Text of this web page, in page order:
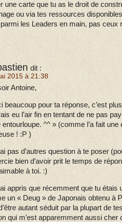
une carte que tu as le droit de
ou via tes ressources
les Leaders en main, pas ceux
dit :
2015 à 21:38
Antoine,
beaucoup pour ta réponse, c’est
eu l’air fin en tentant de ne pas
entourloupe. ^^ » (comme l’a fait une
! :P )
pas d’autres question à te poser
bien d’avoir prit le temps de
à toi. :)
appris que récemment que tu étais
un « Deug » de Japonais obtenu à
autant séduit par la plupart de
qui m’est apparemment aussi cher